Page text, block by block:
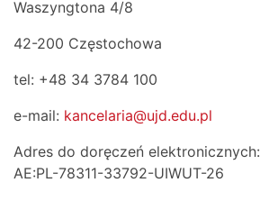
Waszyngtona 4/8
42-200 Częstochowa
tel: +48 34 3784 100
e-mail: kancelaria@ujd.edu.pl
Adres do doręczeń elektronicznych:
AE:PL-78311-33792-UIWUT-26